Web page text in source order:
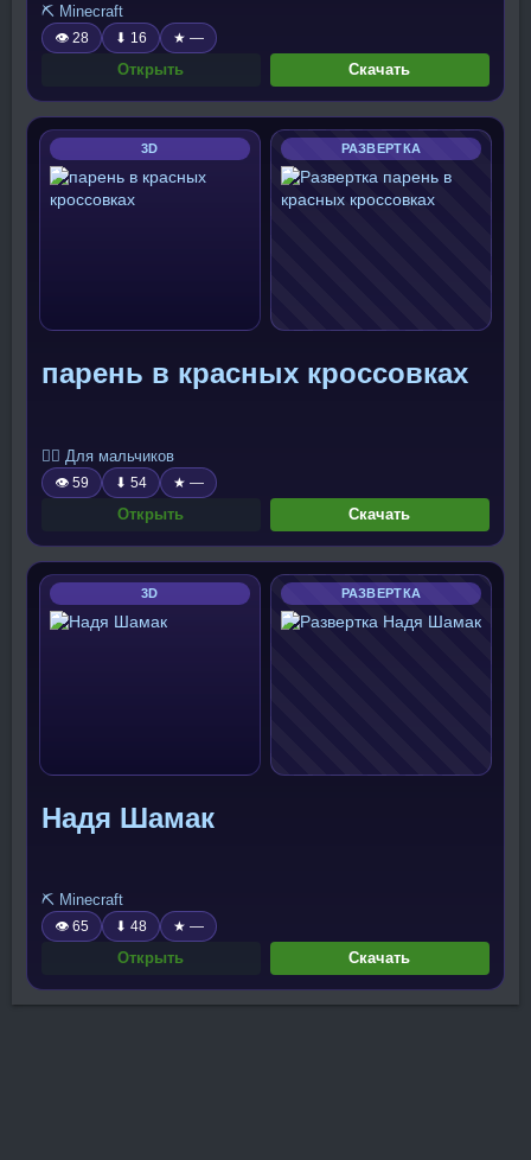
⛏️ Minecraft
👁 28 ⬇ 16 ★ —
Открыть Скачать
3D РАЗВЕРТКА
парень в красных кроссовках
🧍‍♂️ Для мальчиков
👁 59 ⬇ 54 ★ —
Открыть Скачать
3D РАЗВЕРТКА
Надя Шамак
⛏️ Minecraft
👁 65 ⬇ 48 ★ —
Открыть Скачать